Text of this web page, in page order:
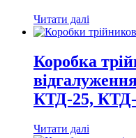
Читати далі
Коробка
КТД-25,
Читати далі